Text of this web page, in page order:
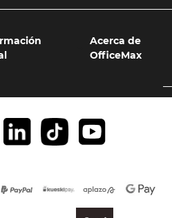
Acerca de
OfficeMax
100% segura